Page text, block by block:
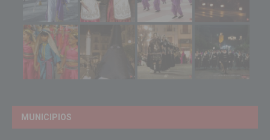
MUNICIPIOS